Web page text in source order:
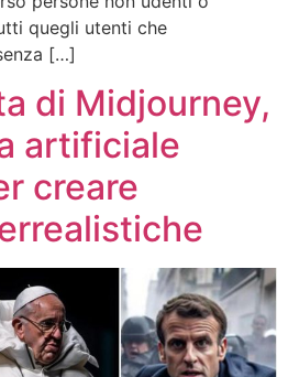
quegli utenti che
[…]
di Midjourney,
artificiale
creare